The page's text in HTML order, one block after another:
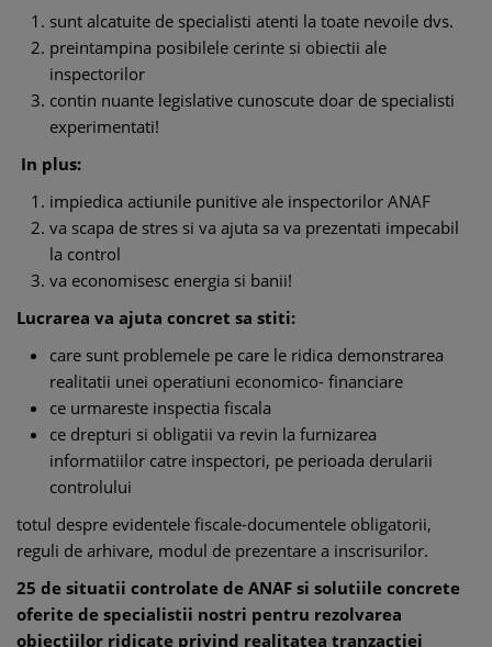
sunt alcatuite de specialisti atenti la toate nevoile dvs.
preintampina posibilele cerinte si obiectii ale
inspectorilor
contin nuante legislative cunoscute doar de specialisti
experimentati!
In plus:
impiedica actiunile punitive ale inspectorilor ANAF
va scapa de stres si va ajuta sa va prezentati impecabil
la control
va economisesc energia si banii!
Lucrarea va ajuta concret sa stiti:
care sunt problemele pe care le ridica demonstrarea
realitatii unei operatiuni economico- financiare
ce urmareste inspectia fiscala
ce drepturi si obligatii va revin la furnizarea
informatiilor catre inspectori, pe perioada derularii
controlului
totul despre evidentele fiscale-documentele obligatorii,
reguli de arhivare, modul de prezentare a inscrisurilor.
25 de situatii controlate de ANAF si solutiile concrete
oferite de specialistii nostri pentru rezolvarea
obiectiilor ridicate privind realitatea tranzactiei